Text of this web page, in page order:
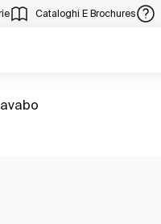
Cataloghi E Brochures